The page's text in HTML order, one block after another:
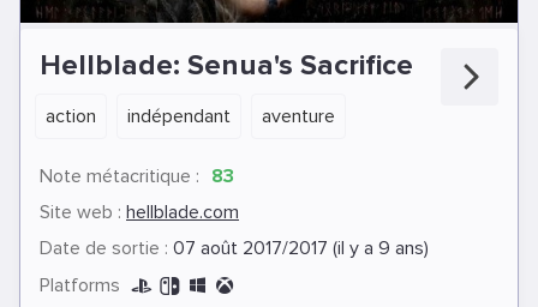
Hellblade: Senua's Sacrifice
action indépendant aventure
Note métacritique : 83
Site web : hellblade.com
Date de sortie : 07 août 2017/2017 (il y a 9 ans)
Platforms